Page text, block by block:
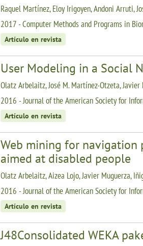
Raquel Martínez, Eloy Irigoyen, Andoni Arruti,
2017 - Computer Methods and Programs in
Artículo en revista
User Modeling in a Social
Olatz Arbelaitz, José M. Martínez-Otzeta, Javier
2016 - Journal of the American Society for
Artículo en revista
Web mining for navigation
aimed at disabled people
Olatz Arbelaitz, Aizea Lojo, Javier Muguerza,
2016 - Journal of the American Society for
Artículo en revista
J48Consolidated WEKA